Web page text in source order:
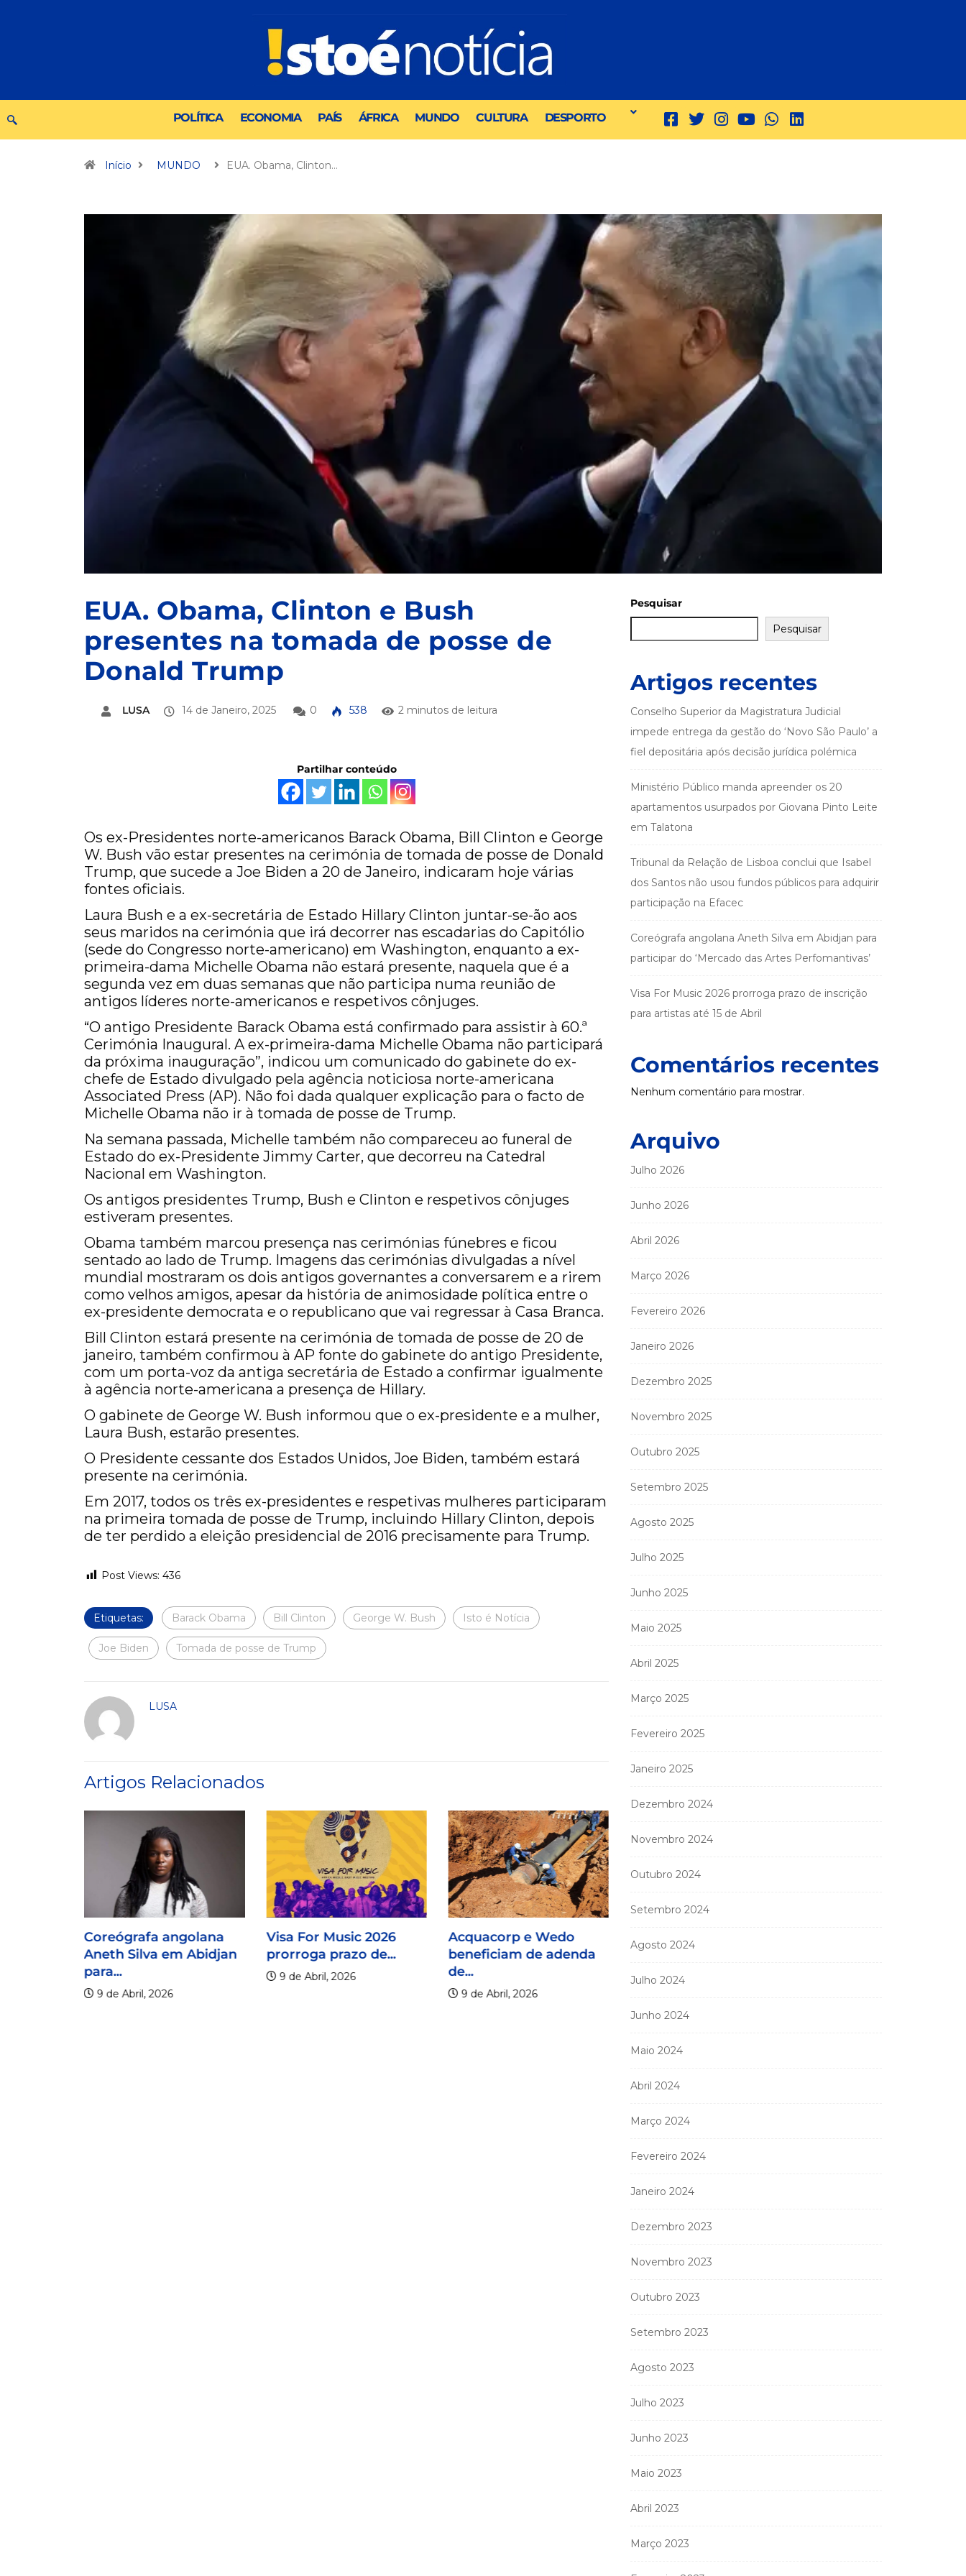
POLÍTICA ECONOMIA PAÍS ÁFRICA MUNDO CULTURA DESPORTO
Início MUNDO EUA. Obama, Clinton…
EUA. Obama, Clinton e Bush
presentes na tomada de posse de
Donald Trump
LUSA 14 de Janeiro, 2025 0 538 2 minutos de leitura
Partilhar conteúdo
Os ex-Presidentes norte-americanos Barack Obama, Bill Clinton e George
W. Bush vão estar presentes na cerimónia de tomada de posse de Donald
Trump, que sucede a Joe Biden a 20 de Janeiro, indicaram hoje várias
fontes oficiais.
Laura Bush e a ex-secretária de Estado Hillary Clinton juntar-se-ão aos
seus maridos na cerimónia que irá decorrer nas escadarias do Capitólio
(sede do Congresso norte-americano) em Washington, enquanto a ex-
primeira-dama Michelle Obama não estará presente, naquela que é a
segunda vez em duas semanas que não participa numa reunião de
antigos líderes norte-americanos e respetivos cônjuges.
“O antigo Presidente Barack Obama está confirmado para assistir à 60.ª
Cerimónia Inaugural. A ex-primeira-dama Michelle Obama não participará
da próxima inauguração”, indicou um comunicado do gabinete do ex-
chefe de Estado divulgado pela agência noticiosa norte-americana
Associated Press (AP). Não foi dada qualquer explicação para o facto de
Michelle Obama não ir à tomada de posse de Trump.
Na semana passada, Michelle também não compareceu ao funeral de
Estado do ex-Presidente Jimmy Carter, que decorreu na Catedral
Nacional em Washington.
Os antigos presidentes Trump, Bush e Clinton e respetivos cônjuges
estiveram presentes.
Obama também marcou presença nas cerimónias fúnebres e ficou
sentado ao lado de Trump. Imagens das cerimónias divulgadas a nível
mundial mostraram os dois antigos governantes a conversarem e a rirem
como velhos amigos, apesar da história de animosidade política entre o
ex-presidente democrata e o republicano que vai regressar à Casa Branca.
Bill Clinton estará presente na cerimónia de tomada de posse de 20 de
janeiro, também confirmou à AP fonte do gabinete do antigo Presidente,
com um porta-voz da antiga secretária de Estado a confirmar igualmente
à agência norte-americana a presença de Hillary.
O gabinete de George W. Bush informou que o ex-presidente e a mulher,
Laura Bush, estarão presentes.
O Presidente cessante dos Estados Unidos, Joe Biden, também estará
presente na cerimónia.
Em 2017, todos os três ex-presidentes e respetivas mulheres participaram
na primeira tomada de posse de Trump, incluindo Hillary Clinton, depois
de ter perdido a eleição presidencial de 2016 precisamente para Trump.
Post Views: 436
Etiquetas: Barack Obama Bill Clinton George W. Bush Isto é Notícia
Joe Biden Tomada de posse de Trump
LUSA
Artigos Relacionados
Coreógrafa angolana
Aneth Silva em Abidjan
para...
9 de Abril, 2026
Visa For Music 2026
prorroga prazo de...
9 de Abril, 2026
Acquacorp e Wedo
beneficiam de adenda
de...
9 de Abril, 2026
manda apreender os 20
11 de Junho, 2026
Pesquisar
Pesquisar
Artigos recentes
Conselho Superior da Magistratura Judicial
impede entrega da gestão do ‘Novo São Paulo’ a
fiel depositária após decisão jurídica polémica
Ministério Público manda apreender os 20
apartamentos usurpados por Giovana Pinto Leite
em Talatona
Tribunal da Relação de Lisboa conclui que Isabel
dos Santos não usou fundos públicos para adquirir
participação na Efacec
Coreógrafa angolana Aneth Silva em Abidjan para
participar do ‘Mercado das Artes Perfomantivas’
Visa For Music 2026 prorroga prazo de inscrição
para artistas até 15 de Abril
Comentários recentes
Nenhum comentário para mostrar.
Arquivo
Julho 2026
Junho 2026
Abril 2026
Março 2026
Fevereiro 2026
Janeiro 2026
Dezembro 2025
Novembro 2025
Outubro 2025
Setembro 2025
Agosto 2025
Julho 2025
Junho 2025
Maio 2025
Abril 2025
Março 2025
Fevereiro 2025
Janeiro 2025
Dezembro 2024
Novembro 2024
Outubro 2024
Setembro 2024
Agosto 2024
Julho 2024
Junho 2024
Maio 2024
Abril 2024
Março 2024
Fevereiro 2024
Janeiro 2024
Dezembro 2023
Novembro 2023
Outubro 2023
Setembro 2023
Agosto 2023
Julho 2023
Junho 2023
Maio 2023
Abril 2023
Março 2023